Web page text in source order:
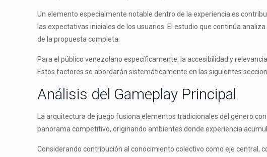
Un elemento especialmente notable dentro de la experiencia es
las expectativas iniciales de los usuarios. El estudio que continúa
de la propuesta completa.
Para el público venezolano específicamente, la accesibilidad y
Estos factores se abordarán sistemáticamente en las siguientes
Análisis del Gameplay Principal
La arquitectura de juego fusiona elementos tradicionales del género
panorama competitivo, originando ambientes donde experiencia
Considerando contribución al conocimiento colectivo como eje